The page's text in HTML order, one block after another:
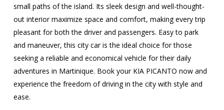
small paths of the island. Its sleek design and well-thought-
out interior maximize space and comfort, making every trip
pleasant for both the driver and passengers. Easy to park
and maneuver, this city car is the ideal choice for those
seeking a reliable and economical vehicle for their daily
adventures in Martinique. Book your KIA PICANTO now and
experience the freedom of driving in the city with style and
ease.